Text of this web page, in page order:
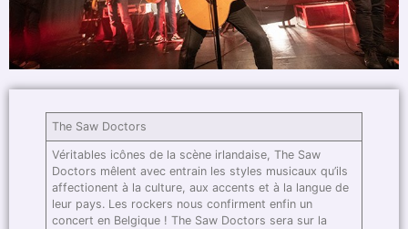
The Saw Doctors
Véritables icônes de la scène irlandaise, The Saw
Doctors mêlent avec entrain les styles musicaux qu’ils
affectionent à la culture, aux accents et à la langue de
leur pays. Les rockers nous confirment enfin un
concert en Belgique ! The Saw Doctors sera sur la